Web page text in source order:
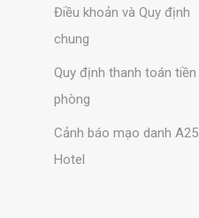
Điều khoản và Quy định
chung
Quy định thanh toán tiền
phòng
Cảnh báo mạo danh A25
Hotel